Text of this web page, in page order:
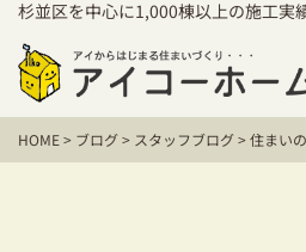
杉並区を中心に1,000棟以上の施工実
HOME
アイコーホーム
HOME> ブログ> スタッフブログ>住まい